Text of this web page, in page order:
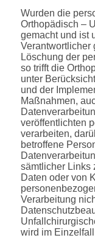
Wurden die
Orthopädisch –
gemacht und ist
Verantwortlicher
Löschung der
so trifft die
unter
und der
Maßnahmen,
veröffentlichten
verarbeiten,
betroffene
sämtlicher Links
Daten oder von
Verarbeitung
wird im